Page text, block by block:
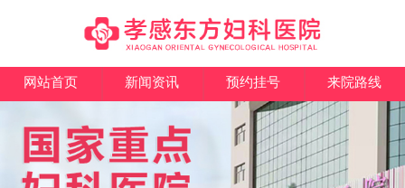
网站首页 新闻资讯 预约挂号 来院路线